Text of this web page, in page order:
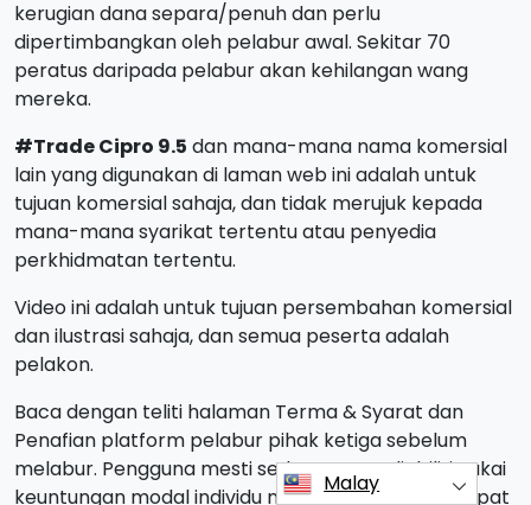
kerugian dana separa/penuh dan perlu
dipertimbangkan oleh pelabur awal. Sekitar 70
peratus daripada pelabur akan kehilangan wang
mereka.
#Trade Cipro 9.5 dan mana-mana nama komersial
lain yang digunakan di laman web ini adalah untuk
tujuan komersial sahaja, dan tidak merujuk kepada
mana-mana syarikat tertentu atau penyedia
perkhidmatan tertentu.
Video ini adalah untuk tujuan persembahan komersial
dan ilustrasi sahaja, dan semua peserta adalah
pelakon.
Baca dengan teliti halaman Terma & Syarat dan
Penafian platform pelabur pihak ketiga sebelum
melabur. Pengguna mesti sedar tentang liabiliti cukai
keuntungan modal individu mereka di negara tempat
Malay